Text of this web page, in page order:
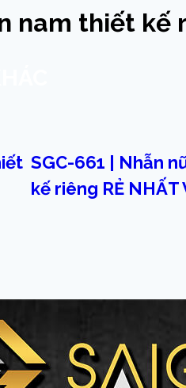
nam thiết kế
SGC-661 | Nhẫn
kế riêng RẺ NHẤT